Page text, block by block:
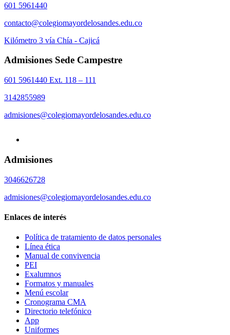
601 5961440
contacto@colegiomayordelosandes.edu.co
Kilómetro 3 vía Chía - Cajicá
Admisiones Sede Campestre
601 5961440 Ext. 118 – 111
3142855989
admisiones@colegiomayordelosandes.edu.co
Admisiones
3046626728
admisiones@colegiomayordelosandes.edu.co
Enlaces de interés
Política de tratamiento de datos personales
Línea ética
Manual de convivencia
PEI
Exalumnos
Formatos y manuales
Menú escolar
Cronograma CMA
Directorio telefónico
App
Uniformes